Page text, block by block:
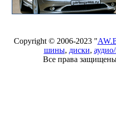
Copyright © 2006-2023 "
шины, диски,
Все права